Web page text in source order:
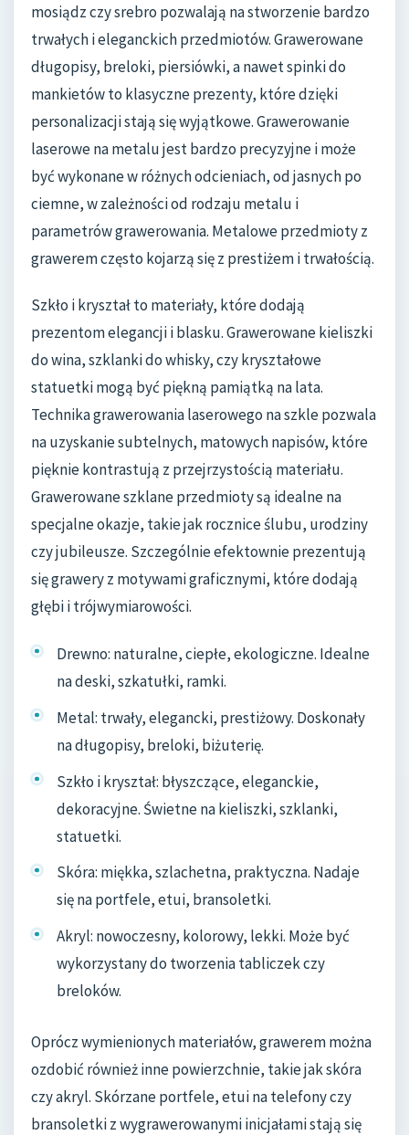
mosiądz czy srebro pozwalają na stworzenie bardzo
trwałych i eleganckich przedmiotów. Grawerowane
długopisy, breloki, piersiówki, a nawet spinki do
mankietów to klasyczne prezenty, które dzięki
personalizacji stają się wyjątkowe. Grawerowanie
laserowe na metalu jest bardzo precyzyjne i może
być wykonane w różnych odcieniach, od jasnych po
ciemne, w zależności od rodzaju metalu i
parametrów grawerowania. Metalowe przedmioty z
grawerem często kojarzą się z prestiżem i trwałością.
Szkło i kryształ to materiały, które dodają
prezentom elegancji i blasku. Grawerowane kieliszki
do wina, szklanki do whisky, czy kryształowe
statuetki mogą być piękną pamiątką na lata.
Technika grawerowania laserowego na szkle pozwala
na uzyskanie subtelnych, matowych napisów, które
pięknie kontrastują z przejrzystością materiału.
Grawerowane szklane przedmioty są idealne na
specjalne okazje, takie jak rocznice ślubu, urodziny
czy jubileusze. Szczególnie efektownie prezentują
się grawery z motywami graficznymi, które dodają
głębi i trójwymiarowości.
Drewno: naturalne, ciepłe, ekologiczne. Idealne
na deski, szkatułki, ramki.
Metal: trwały, elegancki, prestiżowy. Doskonały
na długopisy, breloki, biżuterię.
Szkło i kryształ: błyszczące, eleganckie,
dekoracyjne. Świetne na kieliszki, szklanki,
statuetki.
Skóra: miękka, szlachetna, praktyczna. Nadaje
się na portfele, etui, bransoletki.
Akryl: nowoczesny, kolorowy, lekki. Może być
wykorzystany do tworzenia tabliczek czy
breloków.
Oprócz wymienionych materiałów, grawerem można
ozdobić również inne powierzchnie, takie jak skóra
czy akryl. Skórzane portfele, etui na telefony czy
bransoletki z wygrawerowanymi inicjałami stają się